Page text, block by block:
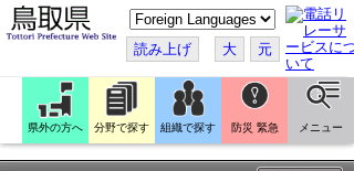
こ
の
ペ
ー
ジ
翻
訳
す
る
読み上げ 大 元
県外の方へ 分野で探す 組織で探す 防災 緊急 メニュー